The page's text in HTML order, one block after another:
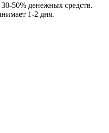
50% денежных средств.
1-2 дня.